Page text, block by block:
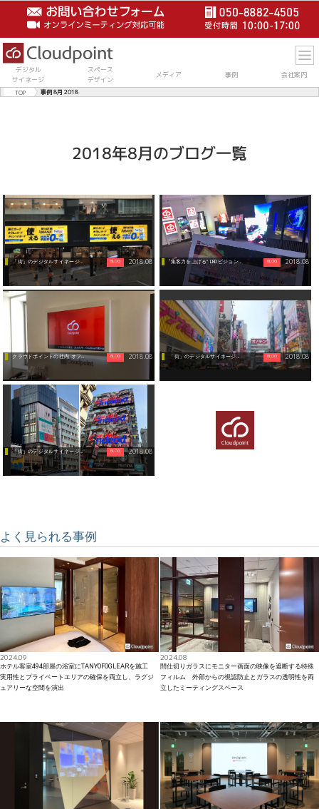
デジタル
サイネージ
スペース
デザイン
メディア 事例 会社案内
TOP 事例 8月 2018
2018年8月のブログ一覧
BLOG 2018.08
「街」のデジタルサイネージ（難波編） BLOG 2018.08
“集客力を上げる” LEDビジョン見学デー無...
BLOG 2018.08
クラウドポイントの社内 オフィスサイネージ ... BLOG 2018.08
「街」のデジタルサイネージ（秋葉原編）
BLOG 2018.08
「街」のデジタルサイネージ（心斎橋・道頓堀編...
よく見られる事例
2024.09
ホテル客室494部屋の浴室にTANYOFOGLEARを施工
実用性とプライベートエリアの確保を両立し、ラグジ
ュアリーな空間を演出
2024.08
間仕切りガラスにモニター画面の映像を遮断する特殊
フィルム 外部からの視認防止とガラスの透明性を両
立したミーティングスペース